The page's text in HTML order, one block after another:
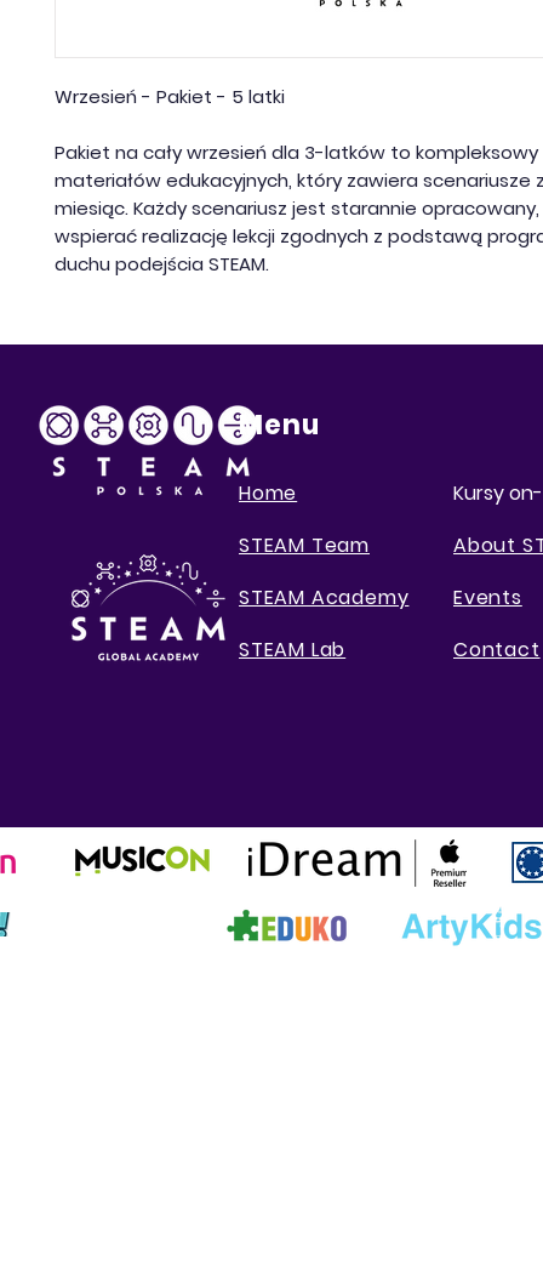
Wrzesień - Pakiet - 5 latki
Pakiet na cały wrzesień dla 3-latków to
materiałów edukacyjnych, który zawiera scenariusze
miesiąc. Każdy scenariusz jest starannie
wspierać realizację lekcji zgodnych z podstawą
duchu podejścia STEAM.
Menu
Home
STEAM Team
STEAM Academy
STEAM Lab
Kursy
About
Events
Contact